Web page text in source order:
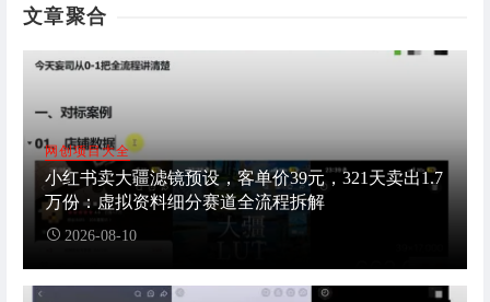
文章聚合
网创项目大全
小红书卖大疆滤镜预设，客单价39元，321天卖出1.7
万份：虚拟资料细分赛道全流程拆解
2026-08-10